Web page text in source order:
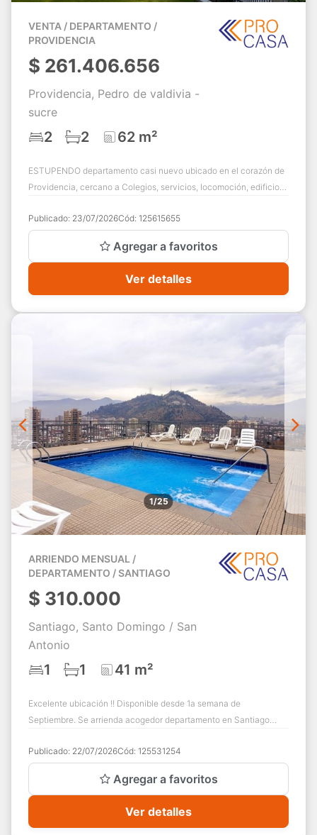
VENTA / DEPARTAMENTO /
PROVIDENCIA
$ 261.406.656
Providencia, Pedro de valdivia -
sucre
2 2 62 m²
ESTUPENDO departamento casi nuevo ubicado en el corazón de
Providencia, cercano a Colegios, servicios, locomoción, edificio
Publicado: 23/07/2026Cód: 125615655
Agregar a favoritos
Ver detalles
1/25
ARRIENDO MENSUAL /
DEPARTAMENTO / SANTIAGO
$ 310.000
Santiago, Santo Domingo / San
Antonio
1 1 41 m²
Excelente ubicación !! Disponible desde 1a semana de
Septiembre. Se arrienda acogedor departamento en Santiago
Publicado: 22/07/2026Cód: 125531254
Agregar a favoritos
Ver detalles